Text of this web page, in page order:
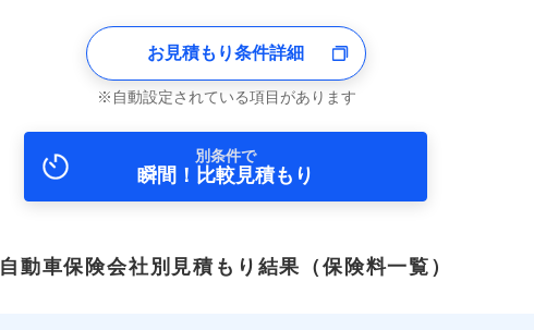
お見積もり条件詳細
自動設定されている項目があります
別条件で
瞬間！比較見積もり
自動車保険会社別見積もり結果 （保険料一覧）